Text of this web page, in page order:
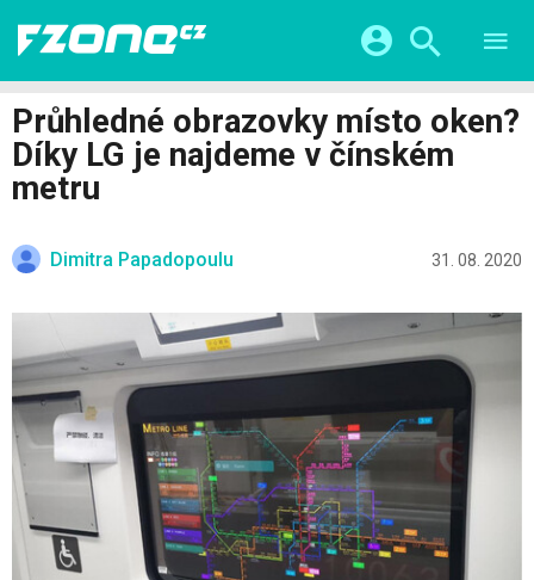
VIDEA
SERIÁLY
CHYTRÁ MĚSTA
ŽIVOT BUDOUCNOSTI
HRY A ZÁBAVA
Facebook Google
Průhledné obrazovky místo oken?
Díky LG je najdeme v čínském
metru
Dimitra Papadopoulu 31. 08. 2020